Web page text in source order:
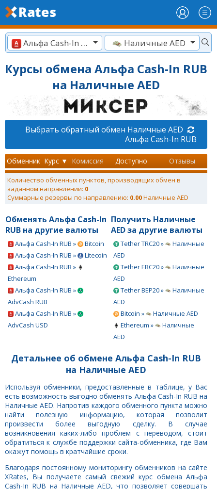
Альфа Cash-In RUB Наличные AED
Курсы обмена Альфа Cash-In RUB
на Наличные AED
Выбрать обратный обмен Наличные AED
Альфа Cash-In RUB
Обменник Курс ▼ Комиссия Доступно Отзывы
Количество обменных пунктов, производящих обмен в
заданном направлении: 0
Суммарные резервы по направлению: 0.00Наличные AED
Обменять Альфа Cash-In
RUB на другие валюты
Альфа Cash-In RUB »
Bitcoin
Альфа Cash-In RUB »
Litecoin
Альфа Cash-In RUB »
Ethereum
Альфа Cash-In RUB »
AdvCash RUB
Альфа Cash-In RUB »
AdvCash USD
Получить Наличные
AED за другие валюты
Tether TRC20 »
Наличные
AED
Tether ERC20 »
Наличные
AED
Tether BEP20 »
Наличные
AED
Bitcoin »
Наличные AED
Ethereum »
Наличные
AED
Детальнее об обмене Альфа Cash-In RUB
на Наличные AED
Используя обменники, предоставленные в таблице, у Вас
есть возможность выгодно обменять Альфа Cash-In RUB на
Наличные AED. Напротив каждого обменного пункта можно
найти полезную информацию, которая позволит
произвести более выгодную сделку. В случае
возникновения каких-либо проблем с переводом, стоит
обратиться к службе поддержки сайта-обменника, где Вам
окажут помощь в кратчайшие сроки.
Благодаря постоянному мониторингу обменников на сайте
XRates, Вы получаете самый свежий курс обмена Альфа
Cash-In RUB на Наличные AED, что позволяет совершать